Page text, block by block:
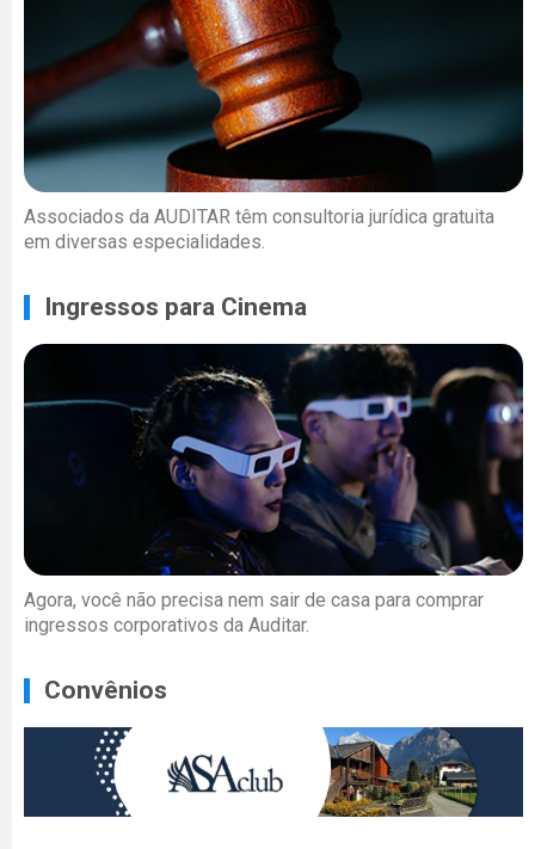
Associados da AUDITAR têm consultoria jurídica gratuita
em diversas especialidades.
Ingressos para Cinema
Agora, você não precisa nem sair de casa para comprar
ingressos corporativos da Auditar.
Convênios